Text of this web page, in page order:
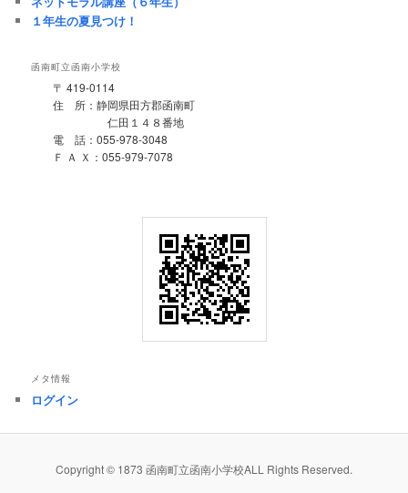
１年生の夏見つけ！
函南町立函南小学校
〒 419-0114
住 所：静岡県田方郡函南町
仁田１４８番地
電 話：055-978-3048
Ｆ Ａ Ｘ：055-979-7078
メタ情報
ログイン
Copyright © 1873 函南町立函南小学校ALL Rights Reserved.